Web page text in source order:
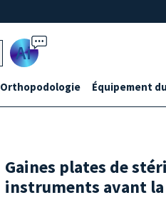
Ai
Orthopodologie Équipement
Gaines plates de
instruments avant